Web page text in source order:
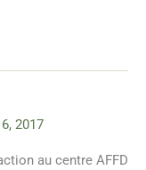
2017
au centre AFFD